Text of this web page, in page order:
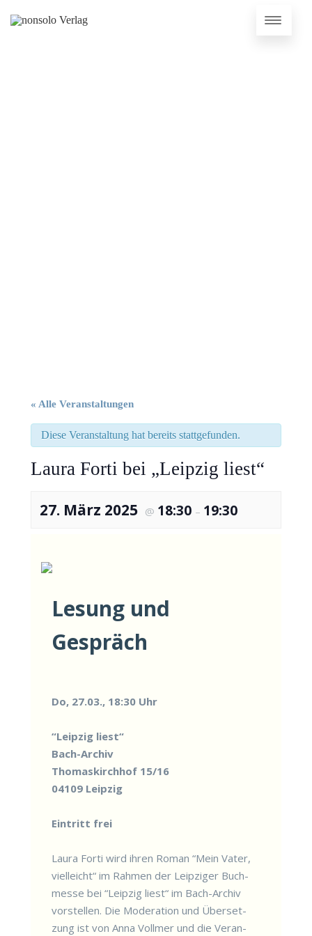
« Alle Veranstaltungen
Diese Veranstaltung hat bereits stattgefunden.
Laura Forti bei „Leipzig liest“
27. März 2025 @ 18:30 – 19:30
Lesung und
Gespräch
Do, 27.03., 18:30 Uhr
“Leip­zig liest“
Bach-Archiv
Tho­mas­kirch­hof 15/16
04109 Leip­zig
Ein­tritt frei
Lau­ra For­ti wird ihren Roman “Mein Vater,
viel­leicht“ im Rah­men der Leip­zi­ger Buch­
mes­se bei “Leip­zig liest“ im Bach-Archiv
vor­stel­len. Die Mode­ra­ti­on und Über­set­
zung ist von Anna Voll­mer und die Ver­an­